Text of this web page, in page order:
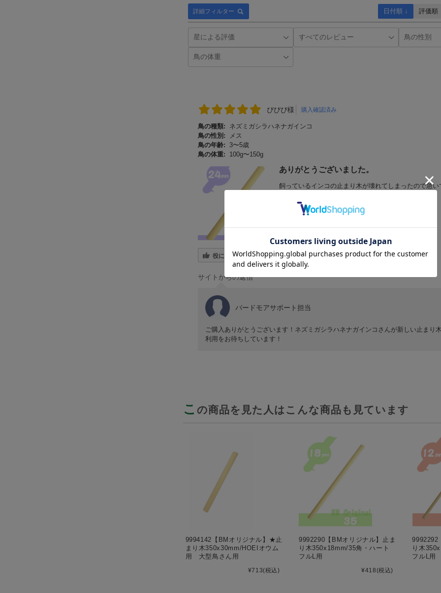
詳細フィルター 日付順 ↓ 評価順
ぴぴぴ様 購入確認済み
鳥の種類:
ネズミガシラハネナガインコ
鳥の性別:
メス
鳥の年齢:
3〜5歳
鳥の体重:
100g〜150g
ありがとうございました。
飼っているインコの止まり木が壊れてしまったので急
役に立った 0
サイトからの返信
バードモアサポート担当
ご購入ありがとうございます！ネズミガシラハネナガインコさんが新しい止ま
利用をお待ちしています！
こ の商品を見た人はこんな商品も見ています
9994142【BMオリジナル】★止
まり木350x30mm/HOEIオウム
用 大型鳥さん用
¥713(税込)
9992290【BMオリジナル】止ま
り木350x18mm/35角・ハート
フルL用
¥418(税込)
9992292
り木
フルL用